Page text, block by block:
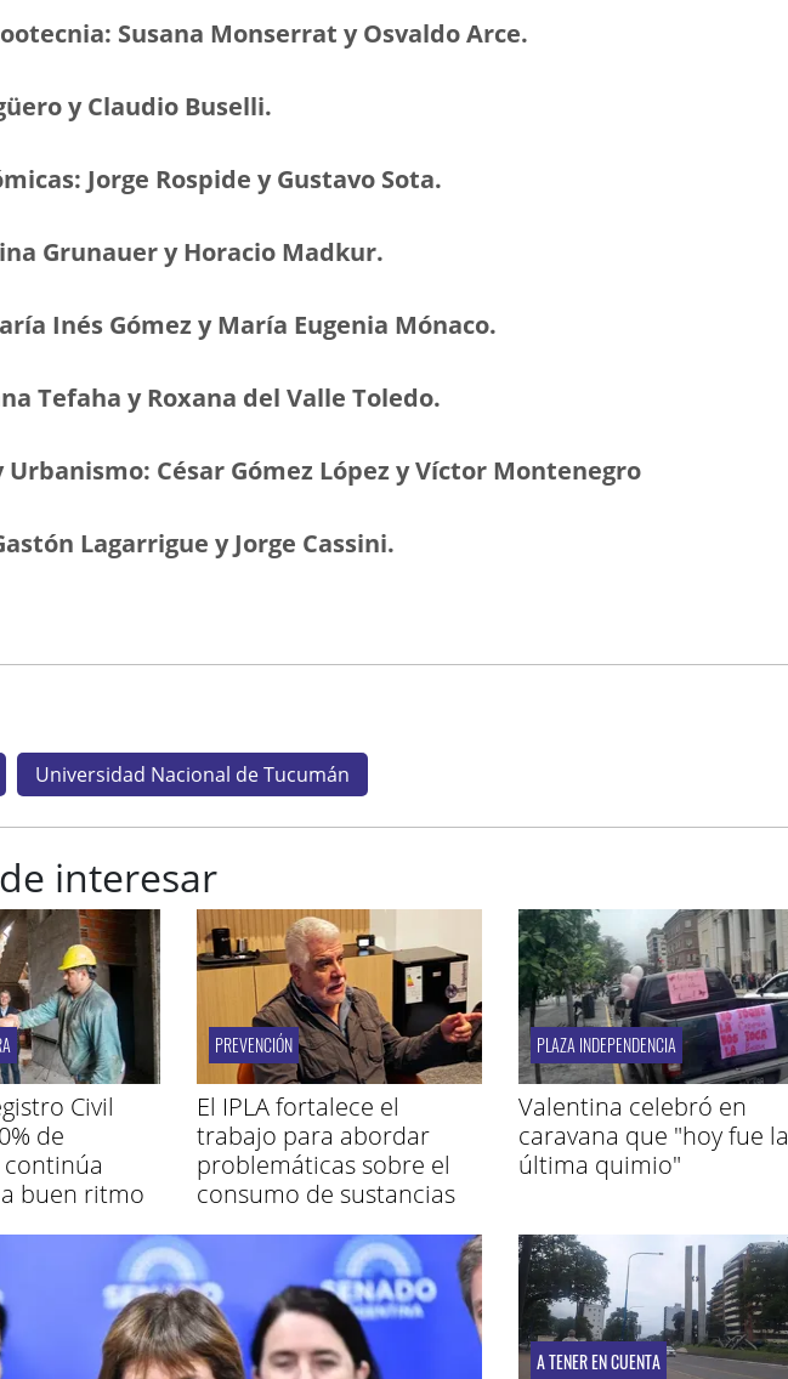
Susana Monserrat y Osvaldo Arce.
y Claudio Buselli.
Jorge Rospide y Gustavo Sota.
Grunauer y Horacio Madkur.
Inés Gómez y María Eugenia Mónaco.
Tefaha y Roxana del Valle Toledo.
César Gómez López y Víctor Montenegro
Lagarrigue y Jorge Cassini.
Universidad Nacional de Tucumán
interesar
Civil
de
buen ritmo
PREVENCIÓN
El IPLA fortalece el
trabajo para abordar
problemáticas sobre el
consumo de sustancias
PLAZA INDEPENDENCIA
Valentina celebró en
caravana que "hoy fue la
última quimio"
A TENER EN CUENTA